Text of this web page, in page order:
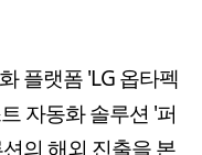
플랫폼 'LG 옵타펙
자동화 솔루션 '퍼
의 해외 진출을 본